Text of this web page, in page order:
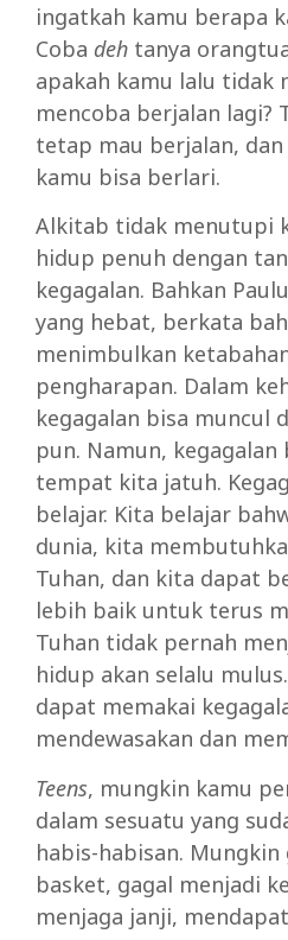
ingatkah kamu berapa
Coba deh tanya
apakah kamu lalu tidak
mencoba berjalan lagi?
tetap mau berjalan,
kamu bisa berlari.
Alkitab tidak menutupi
hidup penuh dengan
kegagalan. Bahkan
yang hebat, berkata
menimbulkan
pengharapan. Dalam
kegagalan bisa muncul
pun. Namun, kegagalan
tempat kita jatuh.
belajar. Kita belajar
dunia, kita
Tuhan, dan kita dapat
lebih baik untuk terus
Tuhan tidak pernah
hidup akan selalu
dapat memakai
mendewasakan dan
Teens, mungkin kamu
dalam sesuatu yang
habis-habisan.
basket, gagal menjadi
menjaga janji,